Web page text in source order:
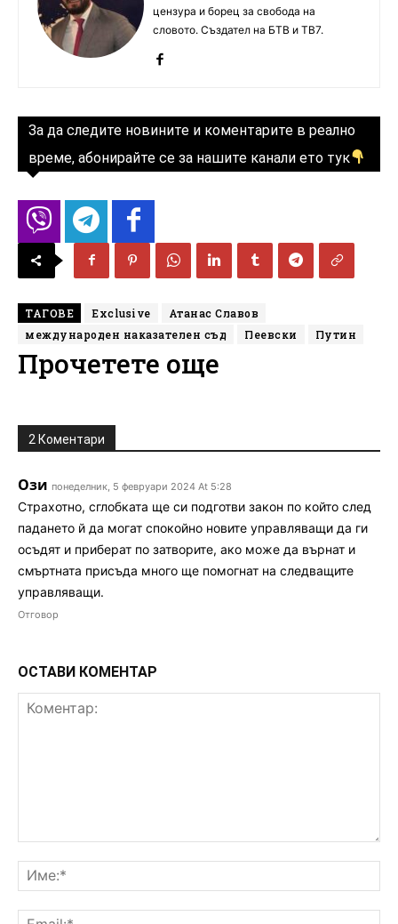
цензура и борец за свобода на
словото. Създател на БТВ и ТВ7.
За да следите новините и коментарите в реално
време, абонирайте се за нашите канали ето тук
ТАГОВЕ Exclusive
Атанас Славов
международен наказателен съд
Пеевски Путин
Прочетете още
2 Коментари
Ози понеделник, 5 февруари 2024 At 5:28
Страхотно, сглобката ще си подготви закон по който след
падането й да могат спокойно новите управляващи да ги
осъдят и приберат по затворите, ако може да върнат и
смъртната присъда много ще помогнат на следващите
управляващи.
Отговор
ОСТАВИ КОМЕНТАР